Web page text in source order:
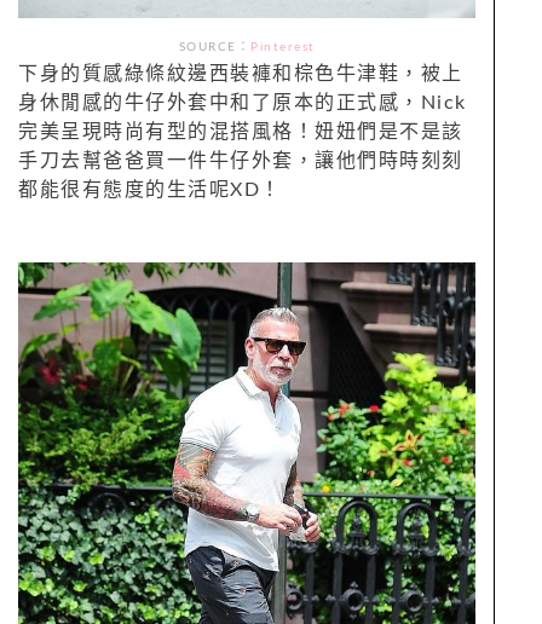
SOURCE： Pinterest
下身的質感綠條紋邊西裝褲和棕色牛津鞋，被上
身休閒感的牛仔外套中和了原本的正式感，Nick
完美呈現時尚有型的混搭風格！妞妞們是不是該
手刀去幫爸爸買一件牛仔外套，讓他們時時刻刻
都能很有態度的生活呢XD！